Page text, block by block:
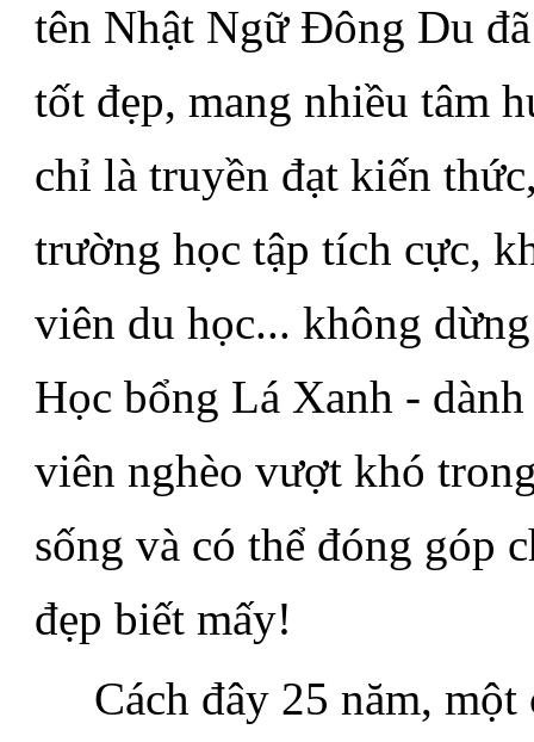
tên Nhật Ngữ Đông Du
tốt đẹp, mang nhiều tâm
chỉ là truyền đạt kiến
trường học tập tích cực,
viên du học... không
Học bổng Lá Xanh -
viên nghèo vượt khó
sống và có thể đóng góp
đẹp biết mấy!
Cách đây 25 năm,